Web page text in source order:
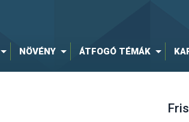
NÖVÉNY ÁTFOGÓ TÉMÁK